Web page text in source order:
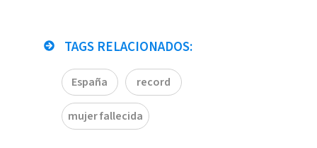
TAGS RELACIONADOS:
España record
mujer fallecida